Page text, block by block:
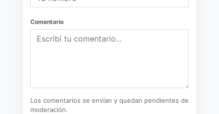
Comentario
Los comentarios se envían y quedan pendientes de
moderación.